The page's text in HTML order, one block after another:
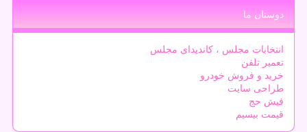
دوستان ما
انتخابات مجلس ، کاندیدای مجلس
تعمیر تلفن
خرید و فروش خودرو
طراحی سایت
فیش حج
قیمت بیسیم